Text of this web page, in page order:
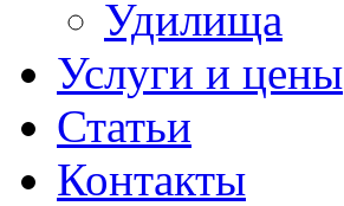
Удилища
Услуги и цены
Статьи
Контакты